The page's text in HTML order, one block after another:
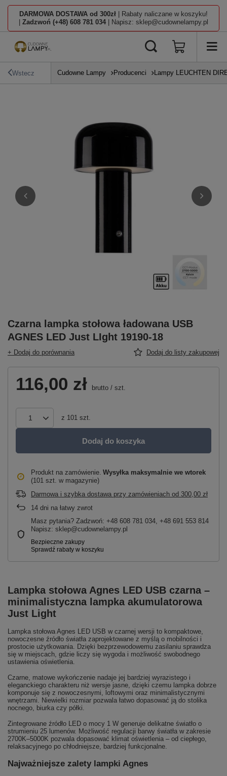
DARMOWA DOSTAWA od 300zł | Rabaty naliczane w koszyku!
Zadzwoń (+48) 608 781 034 | Napisz: sklep@cudownelampy.pl
Wstecz Cudowne Lampy Producenci Lampy LEUCHTEN
Czarna lampka stołowa ładowana USB
AGNES LED Just LIght 19190-18
+ Dodaj do porównania Dodaj do listy zakupowej
116,00 zł brutto / szt.
z 101 szt.
Dodaj do koszyka
Produkt na zamówienie Wysyłka maksymalnie we wtorek
(101 szt. w magazynie)
Darmowa i szybka dostawa przy zamówieniach od 300,00 zł
14 dni na łatwy zwrot
Masz pytania? Zadzwoń: +48 608 781 034, +48 691 553 814
Napisz: sklep@cudownelampy.pl
Lampka stołowa Agnes LED USB czarna –
minimalistyczna lampka akumulatorowa
Just Light
Lampka stołowa Agnes LED USB w czarnej wersji to kompaktowe,
nowoczesne źródło światła zaprojektowane z myślą o mobilności i
prostocie użytkowania. Dzięki bezprzewodowemu zasilaniu sprawdza
się w miejscach, gdzie liczy się wygoda i możliwość swobodnego
ustawienia oświetlenia.
Czarne, matowe wykończenie nadaje jej bardziej wyrazistego i
eleganckiego charakteru niż wersje jasne, dzięki czemu lampka dobrze
komponuje się z nowoczesnymi, loftowymi oraz minimalistycznymi
wnętrzami. Niewielki rozmiar pozwala łatwo dopasować ją do stolika
nocnego, biurka czy półki.
Zintegrowane źródło LED o mocy 1 W generuje delikatne światło o
strumieniu 25 lumenów. Możliwość regulacji barwy światła w zakresie
2700K–5000K pozwala dopasować klimat oświetlenia – od ciepłego,
relaksacyjnego po chłodniejsze, bardziej funkcjonalne.
Najważniejsze zalety lampki Agnes